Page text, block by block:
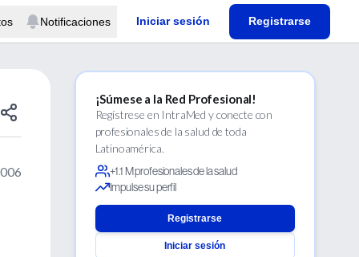
Notificaciones Iniciar sesión Registrarse
¡Súmese a la Red Profesional!
Regístrese en IntraMed y conecte con
profesionales de la salud de toda
Latinoamérica.
+1.1 M profesionales de la salud
Impulse su perfil
Registrarse
Iniciar sesión